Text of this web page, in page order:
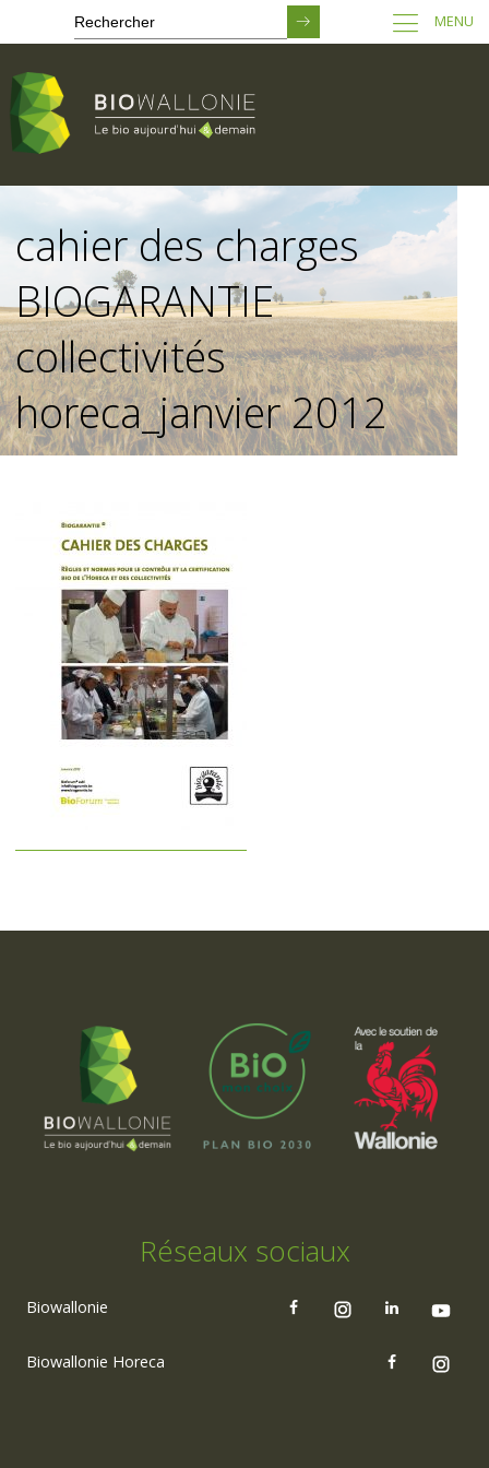
contenu
principal
MENU
cahier des charges
BIOGARANTIE
collectivités
horeca_janvier 2012
Réseaux sociaux
Biowallonie
Biowallonie Horeca